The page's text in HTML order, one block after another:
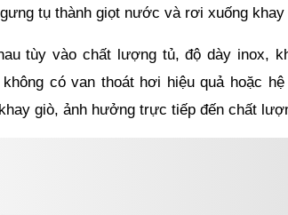
tụ thành giọt nước và rơi xuống khay
tùy vào chất lượng tủ, độ dày inox,
có van thoát hơi hiệu quả hoặc
giò, ảnh hưởng trực tiếp đến chất